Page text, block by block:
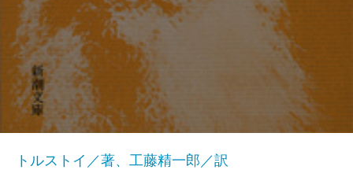
トルストイ／著、工藤精一郎／訳